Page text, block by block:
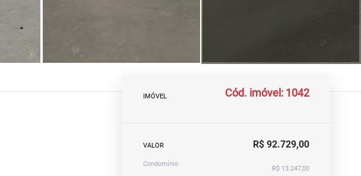
IMÓVEL Cód. imóvel: 1042
VALOR R$ 92.729,00
Condomínio
R$ 13.247,00